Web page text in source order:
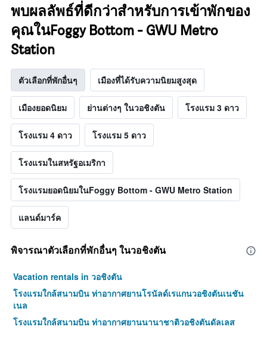
พบผลลัพธ์ที่ดีกว่าสำหรับการเข้าพักของ
คุณในFoggy Bottom - GWU Metro
Station
ตัวเลือกที่พักอื่นๆ เมืองที่ได้รับความนิยมสูงสุด
เมืองยอดนิยม ย่านต่างๆ ในวอชิงตัน โรงแรม 3 ดาว
โรงแรม 4 ดาว โรงแรม 5 ดาว
โรงแรมในสหรัฐอเมริกา
โรงแรมยอดนิยมในFoggy Bottom - GWU Metro Station
แลนด์มาร์ค
พิจารณาตัวเลือกที่พักอื่นๆ ในวอชิงตัน
Vacation rentals in วอชิงตัน
โรงแรมใกล้สนามบิน ท่าอากาศยานโรนัลด์เรแกนวอชิงตันเนชัน
เนล
โรงแรมใกล้สนามบิน ท่าอากาศยานนานาชาติวอชิงตันดัลเลส